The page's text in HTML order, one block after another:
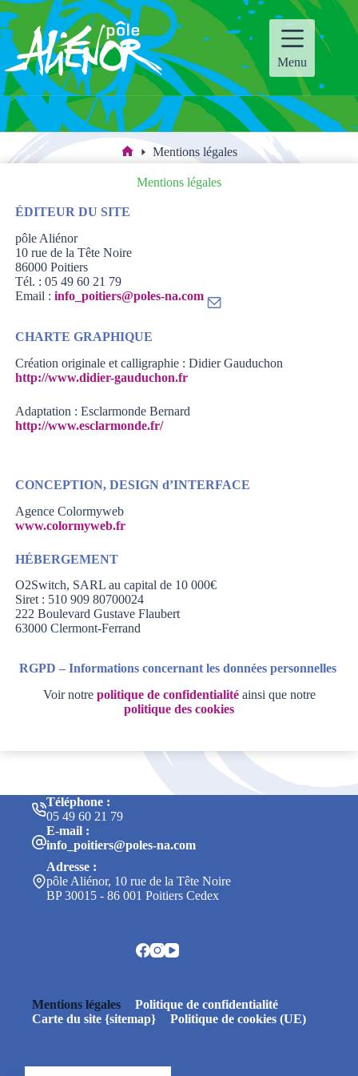
Passer
au
contenu
Menu
Accueil
Mentions légales
Mentions légales
ÉDITEUR DU SITE
pôle Aliénor
10 rue de la Tête Noire
86000 Poitiers
Tél. : 05 49 60 21 79
Email : info_poitiers@poles-na.com
CHARTE GRAPHIQUE
Création originale et calligraphie : Didier Gauduchon
http://www.didier-gauduchon.fr
Adaptation : Esclarmonde Bernard
http://www.esclarmonde.fr/
CONCEPTION, DESIGN d’INTERFACE
Agence Colormyweb
www.colormyweb.fr
HÉBERGEMENT
O2Switch, SARL au capital de 10 000€
Siret : 510 909 80700024
222 Boulevard Gustave Flaubert
63000 Clermont-Ferrand
RGPD – Informations concernant les données personnelles
Voir notre politique de confidentialitéainsi que notre
politique des cookies
Téléphone :
05 49 60 21 79
E-mail :
info_poitiers@poles-na.com
Adresse :
pôle Aliénor, 10 rue de la Tête Noire
BP 30015 - 86 001 Poitiers Cedex
Mentions légales
Politique de confidentialité
Carte du site {sitemap}
Politique de cookies (UE)